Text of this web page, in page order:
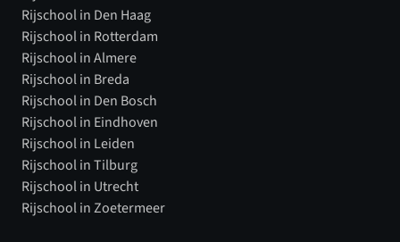
Rijschool in Den Haag
Rijschool in Rotterdam
Rijschool in Almere
Rijschool in Breda
Rijschool in Den Bosch
Rijschool in Eindhoven
Rijschool in Leiden
Rijschool in Tilburg
Rijschool in Utrecht
Rijschool in Zoetermeer